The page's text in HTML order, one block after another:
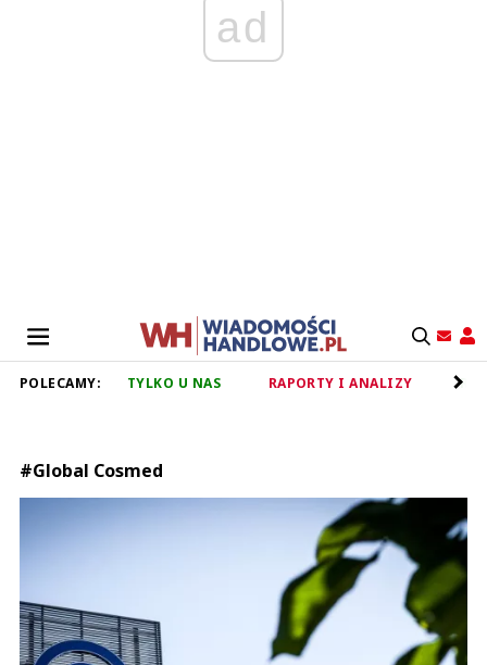
ad
POLECAMY: TYLKO U NAS RAPORTY I ANALIZY
#Global Cosmed